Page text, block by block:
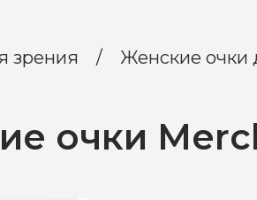
зрения / Женские очки
очки